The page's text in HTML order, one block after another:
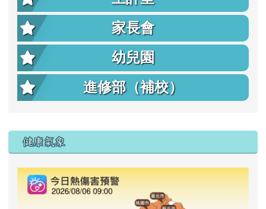
家長會
幼兒園
進修部（補校）
右邊區域內容
健康氣象